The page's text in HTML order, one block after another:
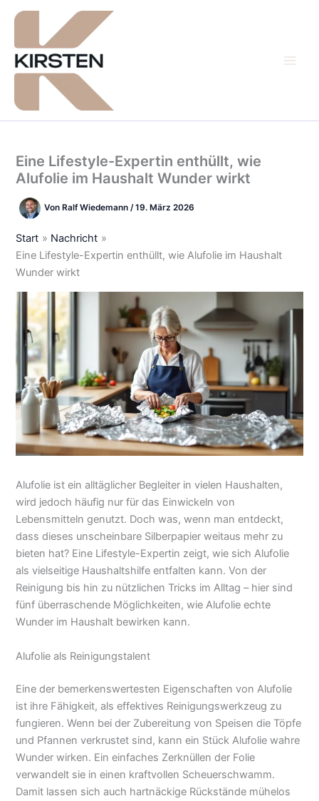
springen
Eine Lifestyle-Expertin enthüllt, wie
Alufolie im Haushalt Wunder wirkt
Von Ralf Wiedemann/19. März 2026
Start
Nachricht
Eine Lifestyle-Expertin enthüllt, wie Alufolie im Haushalt
Wunder wirkt
Alufolie ist ein alltäglicher Begleiter in vielen Haushalten,
wird jedoch häufig nur für das Einwickeln von
Lebensmitteln genutzt. Doch was, wenn man entdeckt,
dass dieses unscheinbare Silberpapier weitaus mehr zu
bieten hat? Eine Lifestyle-Expertin zeigt, wie sich Alufolie
als vielseitige Haushaltshilfe entfalten kann. Von der
Reinigung bis hin zu nützlichen Tricks im Alltag – hier sind
fünf überraschende Möglichkeiten, wie Alufolie echte
Wunder im Haushalt bewirken kann.
Alufolie als Reinigungstalent
Eine der bemerkenswertesten Eigenschaften von Alufolie
ist ihre Fähigkeit, als effektives Reinigungswerkzeug zu
fungieren. Wenn bei der Zubereitung von Speisen die Töpfe
und Pfannen verkrustet sind, kann ein Stück Alufolie wahre
Wunder wirken. Ein einfaches Zerknüllen der Folie
verwandelt sie in einen kraftvollen Scheuerschwamm.
Damit lassen sich auch hartnäckige Rückstände mühelos